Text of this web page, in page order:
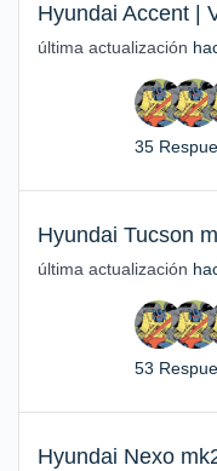
Hyundai Accent |
última actualización
35
Hyundai Tucson
última actualización
53
Hyundai Nexo